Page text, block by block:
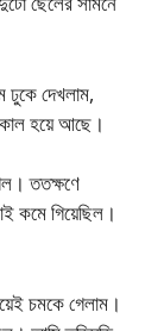
দেখলাম,
হয়ে আছে।
ততক্ষণে
কমে গিয়েছিল।
চমকে গেলাম।